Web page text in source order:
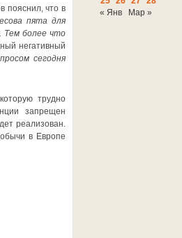
пояснил, что в
пята для
Тем более что
негативный
сегодня
трудно
запрещен
реализован.
в Европе
« Янв
Мар »